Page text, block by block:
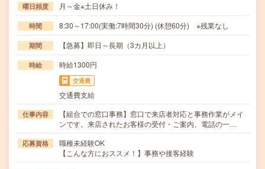
曜日頻度 月～金※土日休み！
時間 8:30～17:00(実働:7時間30分) (休憩60分) ※残業なし
期間 【急募】即日～長期（3カ月以上）
時給 時給1300円
交通費
交通費支給
仕事内容
【組合での窓口事務】窓口で来店者対応と事務作業がメイ
ンです。来店されたお客様の受付・ご案内、電話の一…
応募資格
職種未経験OK
【こんな方におススメ！】事務や接客経験